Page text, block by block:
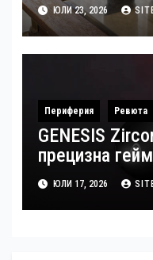
ЮЛИ 23, 2026
Периферия Ревюта
GENESIS
прецизна
(Ревю)
ЮЛИ 17, 2026